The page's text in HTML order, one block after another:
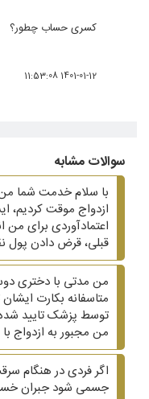
کسری حساب چطور؟
1401-01-12 11:53:08
سوالات مشابه
با سلام خدمت شما من
ازدواج موقت کردیم،
اعتمادآوردی برای
قبلی، قرض دادن پول
من مدتی با دختری
متاسفانه بکارت
من مجبور به ازدواج با
اگر فردی در هنگام
جسمی شود جبران